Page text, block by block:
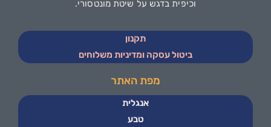
וכיפית בדגש על שיטת מונטסורי.
תקנון
ביטול עסקה ומדיניות משלוחים
מפת האתר
אנגלית
טבע